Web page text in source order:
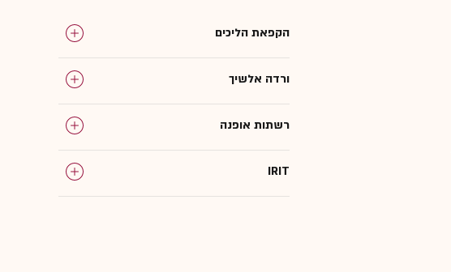
הקפאת הליכים
ורדה אלשיך
רשתות אופנה
IRIT